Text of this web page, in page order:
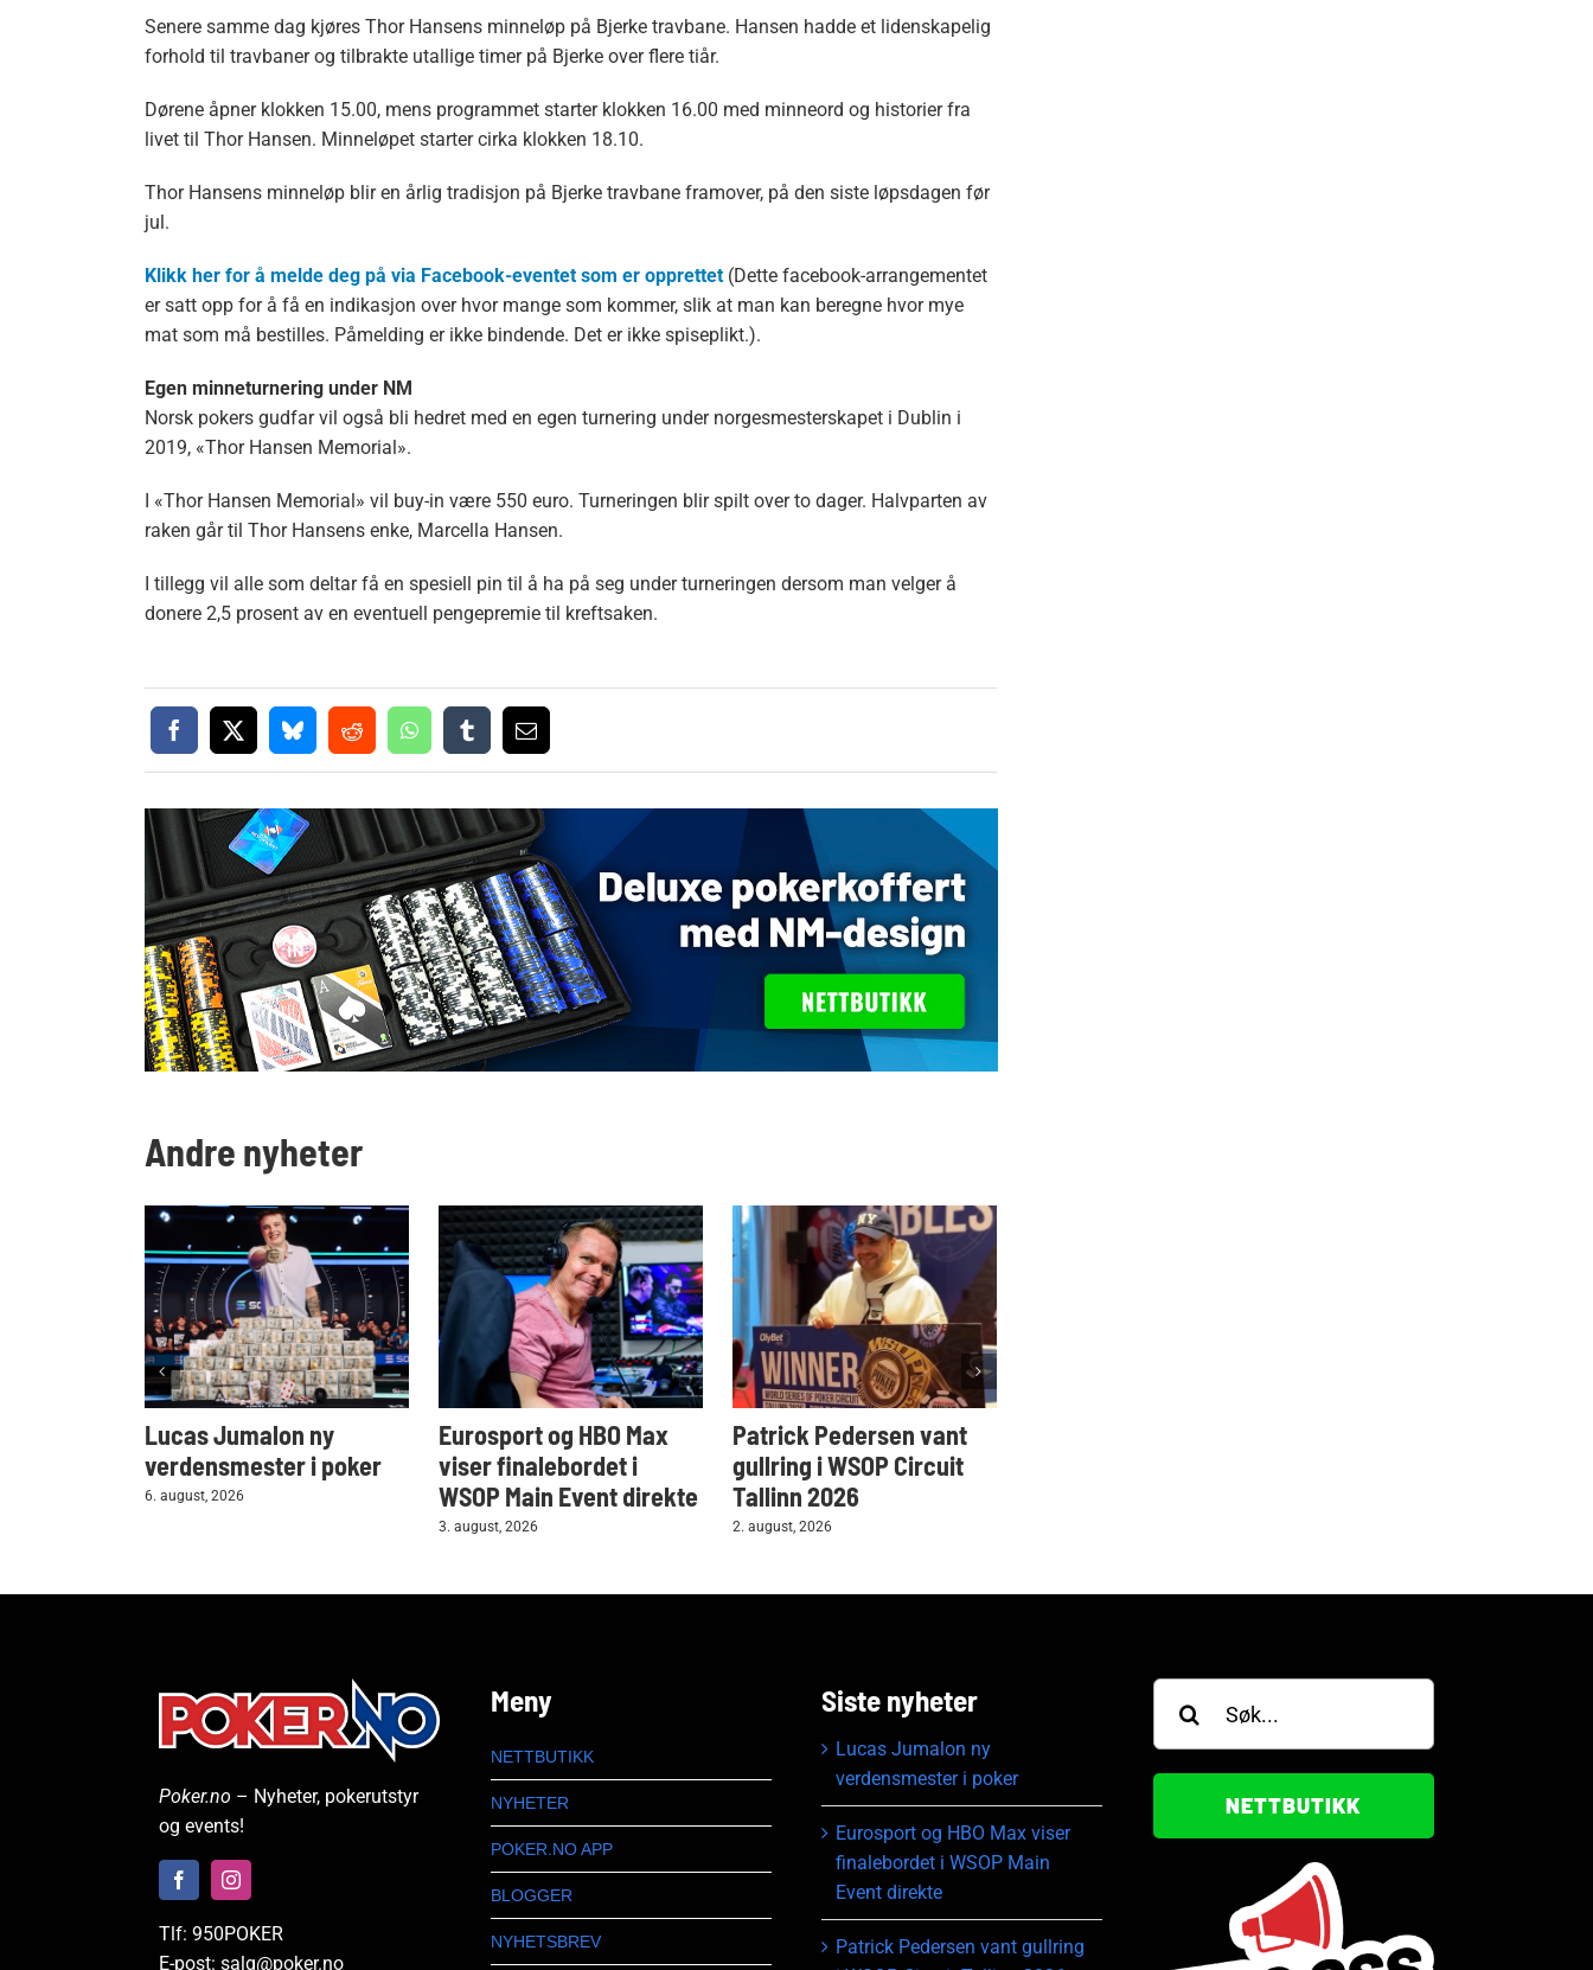
Senere samme dag kjøres Thor Hansens minneløp på Bjerke travbane. Hansen hadde et lidenskapelig
forhold til travbaner og tilbrakte utallige timer på Bjerke over flere tiår.
Dørene åpner klokken 15.00, mens programmet starter klokken 16.00 med minneord og historier fra
livet til Thor Hansen. Minneløpet starter cirka klokken 18.10.
Thor Hansens minneløp blir en årlig tradisjon på Bjerke travbane framover, på den siste løpsdagen før
jul.
Klikk her for å melde deg på via Facebook-eventet som er opprettet(Dette facebook-arrangementet
er satt opp for å få en indikasjon over hvor mange som kommer, slik at man kan beregne hvor mye
mat som må bestilles. Påmelding er ikke bindende. Det er ikke spiseplikt.).
Egen minneturnering under NM
Norsk pokers gudfar vil også bli hedret med en egen turnering under norgesmesterskapet i Dublin i
2019, «Thor Hansen Memorial».
I «Thor Hansen Memorial» vil buy-in være 550 euro. Turneringen blir spilt over to dager. Halvparten av
raken går til Thor Hansens enke, Marcella Hansen.
I tillegg vil alle som deltar få en spesiell pin til å ha på seg under turneringen dersom man velger å
donere 2,5 prosent av en eventuell pengepremie til kreftsaken.
Andre nyheter
Lucas Jumalon ny
verdensmester i poker
6. august, 2026
Eurosport og HBO Max
viser finalebordet i
WSOP Main Event direkte
3. august, 2026
Patrick Pedersen vant
gullring i WSOP Circuit
Tallinn 2026
2. august, 2026
Poker.no – Nyheter, pokerutstyr
og events!
Tlf: 950POKER
E-post: salg@poker.no
Meny
NETTBUTIKK
NYHETER
POKER.NO APP
BLOGGER
NYHETSBREV
Siste nyheter
Lucas Jumalon ny
verdensmester i poker
Eurosport og HBO Max viser
finalebordet i WSOP Main
Event direkte
Patrick Pedersen vant gullring
Søk
etter:
NETTBUTIKK